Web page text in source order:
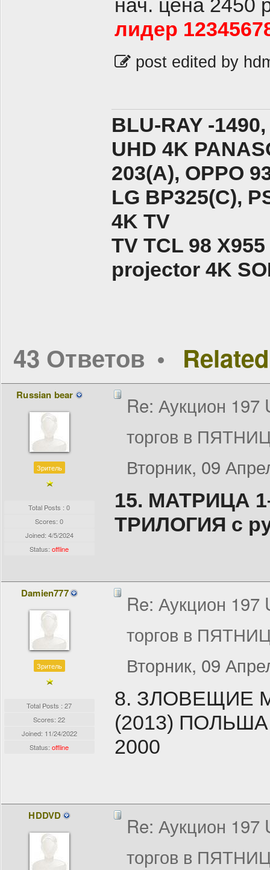
нач. цена 2450
лидер
post edited by
BLU-RAY -
UHD 4K
203(A), ОPPO
LG BP325(C),
4K TV
TV TCL 98 X955
projector 4K
43 Ответов
Russian bear
Зритель
Total Posts : 0
Scores: 0
Joined: 4/5/2024
Status:offline
Re: Аукцион 197
торгов в
Вторник, 09
15. МАТРИЦА
ТРИЛОГИЯ с
Damien777
Зритель
Total Posts : 27
Scores: 22
Joined: 11/24/2022
Status:offline
Re: Аукцион 197
торгов в
Вторник, 09
8. ЗЛОВЕЩИЕ
(2013) ПОЛЬША
2000
HDDVD
Re: Аукцион 197
торгов в